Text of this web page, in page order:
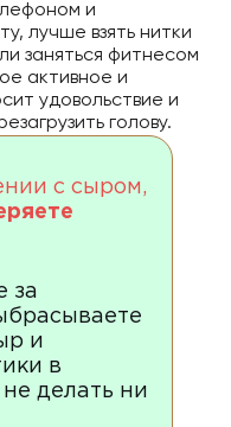
и
лучше взять нитки
заняться фитнесом
активное и
удовольствие и
голову.
с сыром,
за
и
в
делать ни